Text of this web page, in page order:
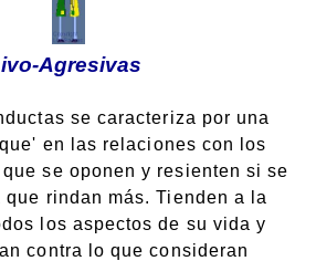
Agresivas
se caracteriza por una
en las relaciones con los
se oponen y resienten si se
que rindan más. Tienden a la
los aspectos de su vida y
contra lo que consideran